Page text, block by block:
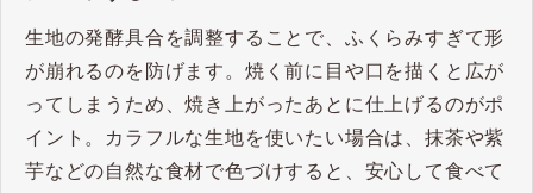
生地の発酵具合を調整することで、ふくらみすぎて形
が崩れるのを防げます。焼く前に目や口を描くと広が
ってしまうため、焼き上がったあとに仕上げるのがポ
イント。カラフルな生地を使いたい場合は、抹茶や紫
芋などの自然な食材で色づけすると、安心して食べて